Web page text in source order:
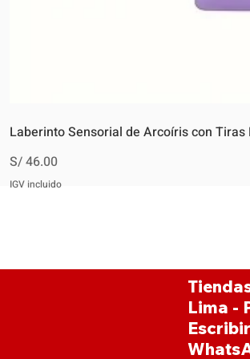
Laberinto Sensorial de Arcoíris con
Precio
S/ 46.00
IGV incluido
Lima -